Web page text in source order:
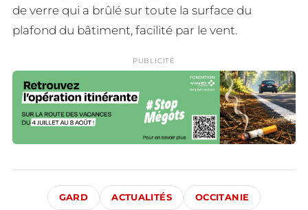
de verre qui a brûlé sur toute la surface du
plafond du bâtiment, facilité par le vent.
PUBLICITÉ
GARD ACTUALITÉS OCCITANIE